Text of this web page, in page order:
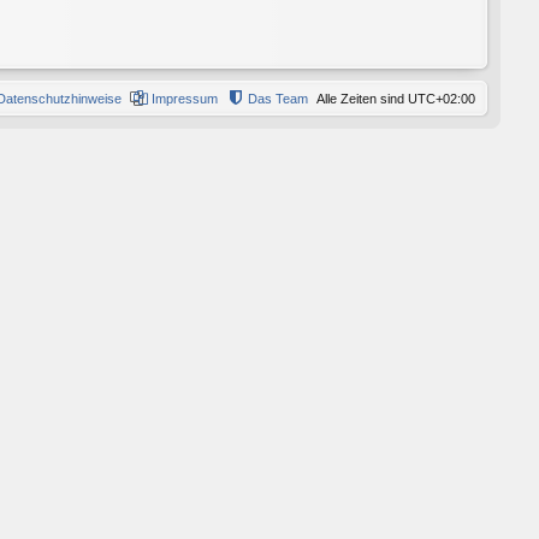
Alle Zeiten sind UTC+02:00
Das Team
Impressum